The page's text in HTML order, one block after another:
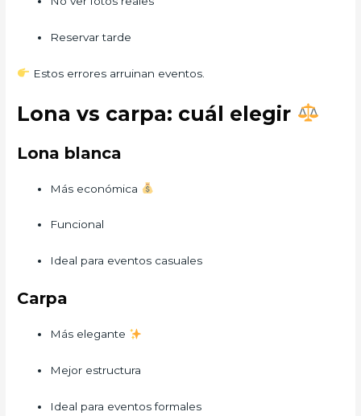
Reservar tarde
Estos errores arruinan eventos.
Lona vs carpa: cuál elegir
Lona blanca
Más económica
Funcional
Ideal para eventos casuales
Carpa
Más elegante
Mejor estructura
Ideal para eventos formales